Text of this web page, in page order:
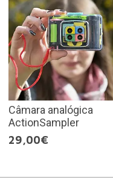
Câmara analógica
ActionSampler
29,00€